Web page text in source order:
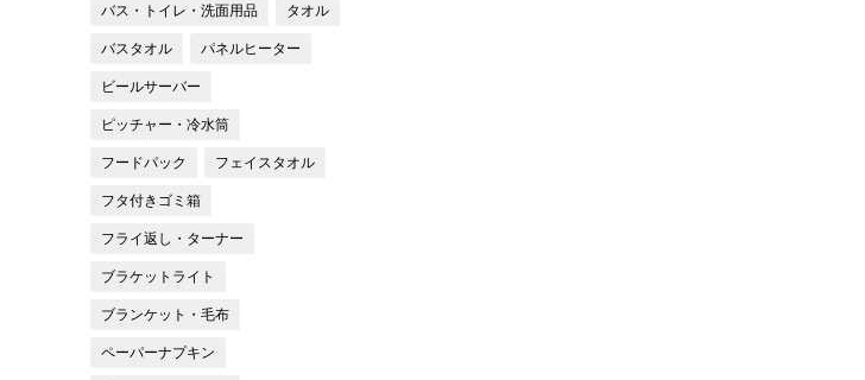
バス・トイレ・洗面用品 タオル
バスタオル パネルヒーター
ビールサーバー
ピッチャー・冷水筒
フードパック フェイスタオル
フタ付きゴミ箱
フライ返し・ターナー
ブラケットライト
ブランケット・毛布
ペーパーナプキン